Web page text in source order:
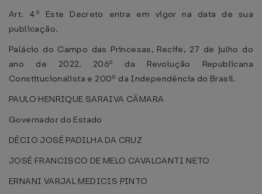
Art. 4º Este Decreto entra em vigor na data de sua
publicação.
Palácio do Campo das Princesas, Recife, 27 de julho do
ano de 2022, 206º da Revolução Republicana
Constitucionalista e 200º da Independência do Brasil.
PAULO HENRIQUE SARAIVA CÂMARA
Governador do Estado
DÉCIO JOSÉ PADILHA DA CRUZ
JOSÉ FRANCISCO DE MELO CAVALCANTI NETO
ERNANI VARJAL MEDICIS PINTO